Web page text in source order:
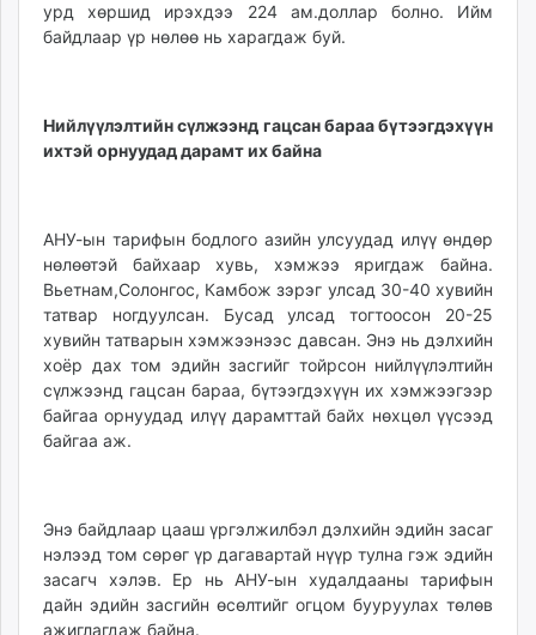
урд хөршид ирэхдээ 224 ам.доллар болно. Ийм
байдлаар үр нөлөө нь харагдаж буй.
Нийлүүлэлтийн сүлжээнд гацсан бараа бүтээгдэхүүн
ихтэй орнуудад дарамт их байна
АНУ-ын тарифын бодлого азийн улсуудад илүү өндөр
нөлөөтэй байхаар хувь, хэмжээ яригдаж байна.
Вьетнам,Солонгос, Камбож зэрэг улсад 30-40 хувийн
татвар ногдуулсан. Бусад улсад тогтоосон 20-25
хувийн татварын хэмжээнээс давсан. Энэ нь дэлхийн
хоёр дах том эдийн засгийг тойрсон нийлүүлэлтийн
сүлжээнд гацсан бараа, бүтээгдэхүүн их хэмжээгээр
байгаа орнуудад илүү дарамттай байх нөхцөл үүсээд
байгаа аж.
Энэ байдлаар цааш үргэлжилбэл дэлхийн эдийн засаг
нэлээд том сөрөг үр дагавартай нүүр тулна гэж эдийн
засагч хэлэв. Ер нь АНУ-ын худалдааны тарифын
дайн эдийн засгийн өсөлтийг огцом бууруулах төлөв
ажиглагдаж байна.